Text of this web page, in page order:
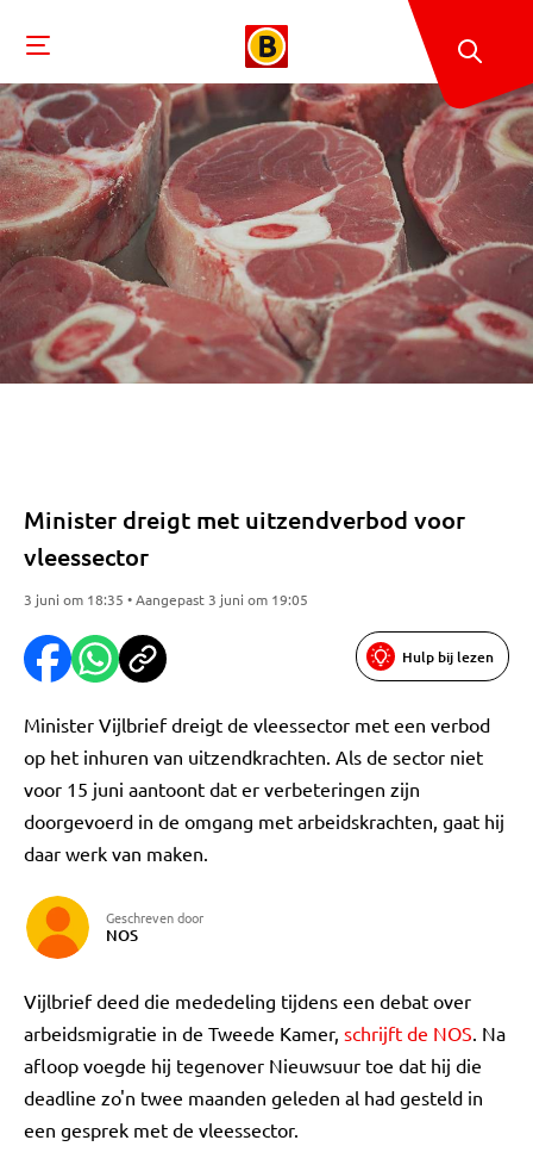
Minister dreigt met uitzendverbod voor
vleessector
3 juni om 18:35 • Aangepast 3 juni om 19:05
Hulp bij lezen
Minister Vijlbrief dreigt de vleessector met een verbod
op het inhuren van uitzendkrachten. Als de sector niet
voor 15 juni aantoont dat er verbeteringen zijn
doorgevoerd in de omgang met arbeidskrachten, gaat hij
daar werk van maken.
Geschreven door
NOS
Vijlbrief deed die mededeling tijdens een debat over
arbeidsmigratie in de Tweede Kamer, schrijft de NOS. Na
afloop voegde hij tegenover Nieuwsuur toe dat hij die
deadline zo'n twee maanden geleden al had gesteld in
een gesprek met de vleessector.